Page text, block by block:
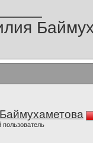
пользователь